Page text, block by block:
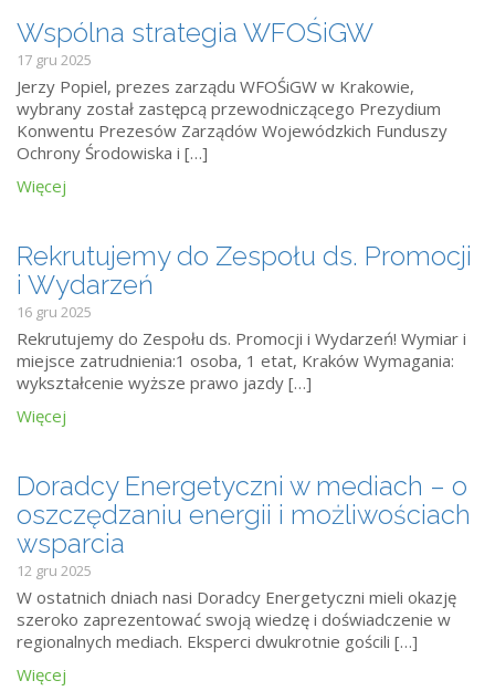
Wspólna strategia WFOŚiGW
17 gru 2025
Jerzy Popiel, prezes zarządu WFOŚiGW w Krakowie,
wybrany został zastępcą przewodniczącego Prezydium
Konwentu Prezesów Zarządów Wojewódzkich Funduszy
Ochrony Środowiska i […]
Więcej
Rekrutujemy do Zespołu ds. Promocji
i Wydarzeń
16 gru 2025
Rekrutujemy do Zespołu ds. Promocji i Wydarzeń! Wymiar i
miejsce zatrudnienia:1 osoba, 1 etat, Kraków Wymagania:
wykształcenie wyższe prawo jazdy […]
Więcej
Doradcy Energetyczni w mediach – o
oszczędzaniu energii i możliwościach
wsparcia
12 gru 2025
W ostatnich dniach nasi Doradcy Energetyczni mieli okazję
szeroko zaprezentować swoją wiedzę i doświadczenie w
regionalnych mediach. Eksperci dwukrotnie gościli […]
Więcej